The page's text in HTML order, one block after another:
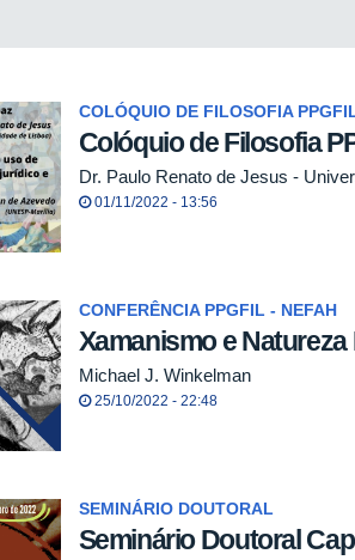
COLÓQUIO DE FILOSOFIA
Colóquio de Filosofia
Dr. Paulo Renato de Jesus -
01/11/2022 - 13:56
CONFERÊNCIA PPGFIL - NEFAH
Xamanismo e Natureza
Michael J. Winkelman
25/10/2022 - 22:48
SEMINÁRIO DOUTORAL
Seminário Doutoral